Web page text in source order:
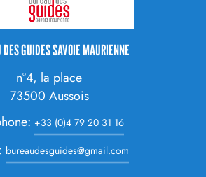
GUIDES SAVOIE MAURIENNE
n°4, la place
73500 Aussois
+33 (0)4 79 20 31 16
bureaudesguides@gmail.com